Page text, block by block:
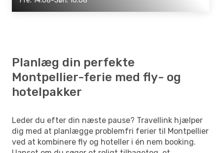
Planlæg din perfekte
Montpellier-ferie med fly- og
hotelpakker
Leder du efter din næste pause? Travellink hjælper
dig med at planlægge problemfri ferier til Montpellier
ved at kombinere fly og hoteller i én nem booking.